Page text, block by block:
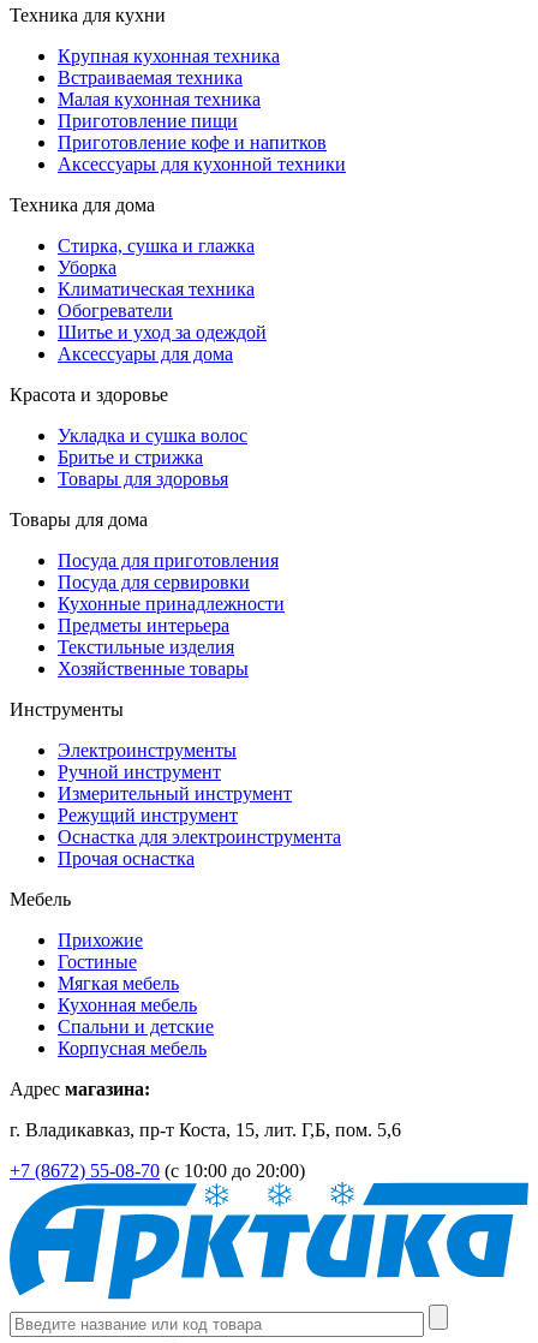
Техника для кухни
Крупная кухонная техника
Встраиваемая техника
Малая кухонная техника
Приготовление пищи
Приготовление кофе и напитков
Аксессуары для кухонной техники
Техника для дома
Стирка, сушка и глажка
Уборка
Климатическая техника
Обогреватели
Шитье и уход за одеждой
Аксессуары для дома
Красота и здоровье
Укладка и сушка волос
Бритье и стрижка
Товары для здоровья
Товары для дома
Посуда для приготовления
Посуда для сервировки
Кухонные принадлежности
Предметы интерьера
Текстильные изделия
Хозяйственные товары
Инструменты
Электроинструменты
Ручной инструмент
Измерительный инструмент
Режущий инструмент
Оснастка для электроинструмента
Прочая оснастка
Мебель
Прихожие
Гостиные
Мягкая мебель
Кухонная мебель
Спальни и детские
Корпусная мебель
Адрес магазина:
г. Владикавказ, пр-т Коста, 15, лит. Г,Б, пом. 5,6
+7 (8672) 55-08-70 (с 10:00 до 20:00)